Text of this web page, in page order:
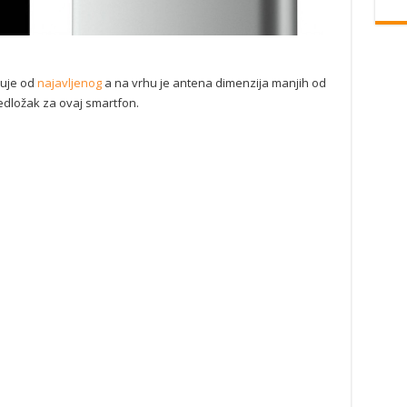
od najavljenoga na vrhu je antena dimenzija manjih od
za ovaj smartfon.